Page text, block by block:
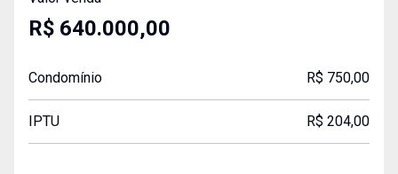
R$ 640.000,00
Condomínio R$ 750,00
IPTU R$ 204,00